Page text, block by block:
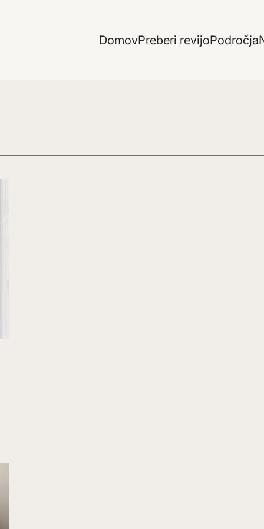
DomovPreberi revijoPodročja